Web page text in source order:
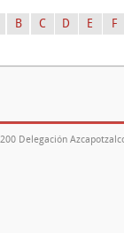
B C D E F
Delegación